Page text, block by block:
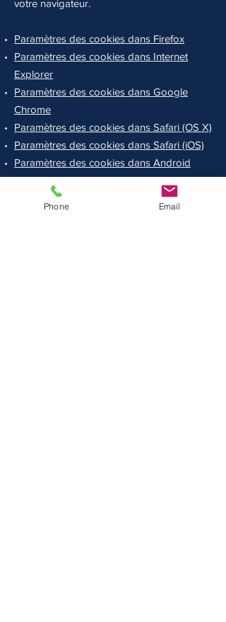
votre navigateur.
Paramètres des cookies dans Firefox
Paramètres des cookies dans Internet
Explorer
Paramètres des cookies dans Google
Chrome
Paramètres des cookies dans Safari (OS X)
Paramètres des cookies dans Safari (iOS)
Paramètres des cookies dans Android
Pour refuser et empêcher que vos données
Phone Email